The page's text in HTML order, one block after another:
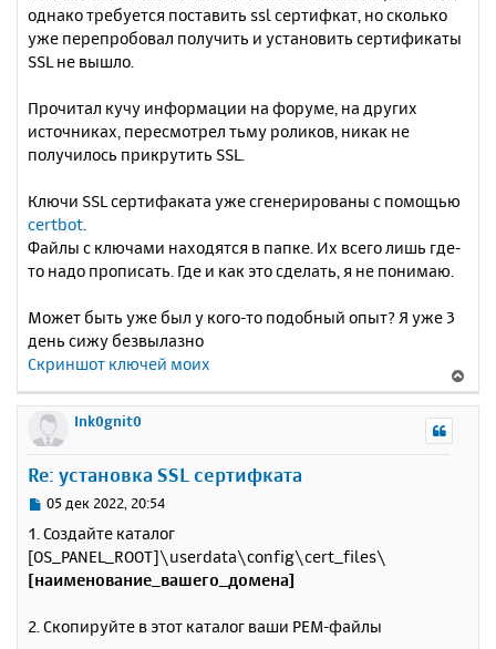
н
и
е
однако требуется поставить ssl сертифкат, но сколько
уже перепробовал получить и установить сертификаты
SSL не вышло.
Прочитал кучу информации на форуме, на других
источниках, пересмотрел тьму роликов, никак не
получилось прикрутить SSL.
Ключи SSL сертифаката уже сгенерированы с помощью
certbot.
Файлы с ключами находятся в папке. Их всего лишь где-
то надо прописать. Где и как это сделать, я не понимаю.
Может быть уже был у кого-то подобный опыт? Я уже 3
день сижу безвылазно
Скриншот ключей моих
е
Ink0gnit0
Re: установка SSL сертифката
С
о
б
щ
н
05 дек 2022, 20:54
1. Создайте каталог
[OS_PANEL_ROOT]\userdata\config\cert_files\
[наименование_вашего_домена]
2. Скопируйте в этот каталог ваши PEM-файлы